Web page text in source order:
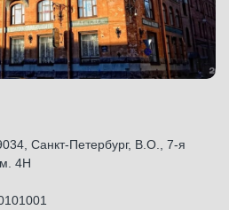
Санкт-Петербург, В.О., 7-я
4Н